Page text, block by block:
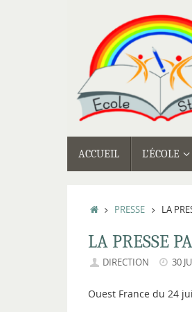
AU
CONTENU
ACCUEIL L’ÉCOLE
ACCUEIL
PRESSE LA
LA PRESSE
DIRECTION 30
Ouest France du 24